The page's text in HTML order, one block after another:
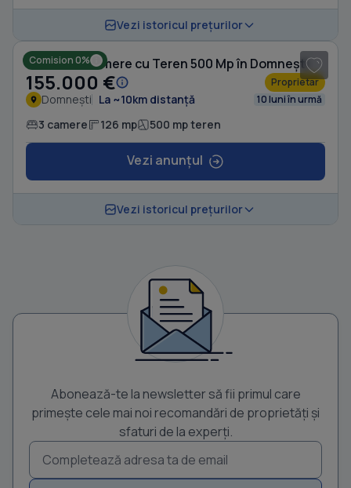
Vezi istoricul prețurilor
Comision 0%
Casă cu 3 camere cu Teren 500 Mp în Domnești
155.000 € Proprietar
Domnești La ~10km distanță 10 luni în urmă
3 camere 126 mp 500 mp teren
Vezi anunțul
Vezi istoricul prețurilor
Abonează-te la newsletter să fii primul care
primește cele mai noi recomandări de proprietăți și
sfaturi de la experți.